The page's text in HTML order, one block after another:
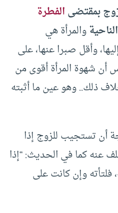
بمقتضىالفطرة
والمرأة هي
وأقل صبرا عنها، على
شهوة المرأة أقوى من
ذلك.. وهو عين ما أثبته
أن تستجيب للزوج إذا
عنه كما في الحديث: “إذا
وإن كانت على